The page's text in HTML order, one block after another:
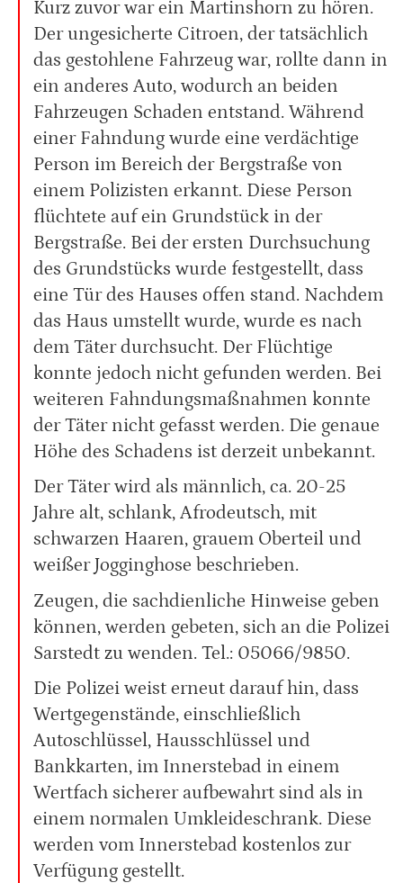
Kurz zuvor war ein Martinshorn zu hören.
Der ungesicherte Citroen, der tatsächlich
das gestohlene Fahrzeug war, rollte dann in
ein anderes Auto, wodurch an beiden
Fahrzeugen Schaden entstand. Während
einer Fahndung wurde eine verdächtige
Person im Bereich der Bergstraße von
einem Polizisten erkannt. Diese Person
flüchtete auf ein Grundstück in der
Bergstraße. Bei der ersten Durchsuchung
des Grundstücks wurde festgestellt, dass
eine Tür des Hauses offen stand. Nachdem
das Haus umstellt wurde, wurde es nach
dem Täter durchsucht. Der Flüchtige
konnte jedoch nicht gefunden werden. Bei
weiteren Fahndungsmaßnahmen konnte
der Täter nicht gefasst werden. Die genaue
Höhe des Schadens ist derzeit unbekannt.
Der Täter wird als männlich, ca. 20-25
Jahre alt, schlank, Afrodeutsch, mit
schwarzen Haaren, grauem Oberteil und
weißer Jogginghose beschrieben.
Zeugen, die sachdienliche Hinweise geben
können, werden gebeten, sich an die Polizei
Sarstedt zu wenden. Tel.: 05066/9850.
Die Polizei weist erneut darauf hin, dass
Wertgegenstände, einschließlich
Autoschlüssel, Hausschlüssel und
Bankkarten, im Innerstebad in einem
Wertfach sicherer aufbewahrt sind als in
einem normalen Umkleideschrank. Diese
werden vom Innerstebad kostenlos zur
Verfügung gestellt.